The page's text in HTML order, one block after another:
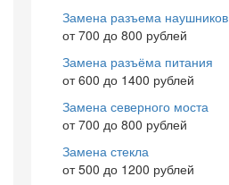
Замена разъема наушников
от 700 до 800 рублей
Замена разъёма питания
от 600 до 1400 рублей
Замена северного моста
от 700 до 800 рублей
Замена стекла
от 500 до 1200 рублей